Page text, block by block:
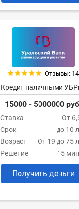
Отзывы: 14
Кредит наличными
15000 - 5000000
Ставка
От
Срок
до 10
Возраст
От 19 до 75
Решение
15
Получить деньги